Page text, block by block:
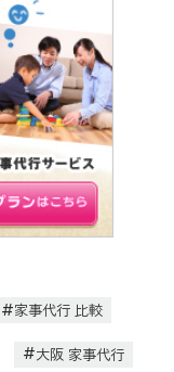
家事代行 比較
大阪 家事代行